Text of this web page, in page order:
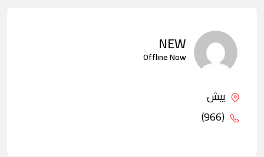
NEW
Offline Now
بيش
(966)